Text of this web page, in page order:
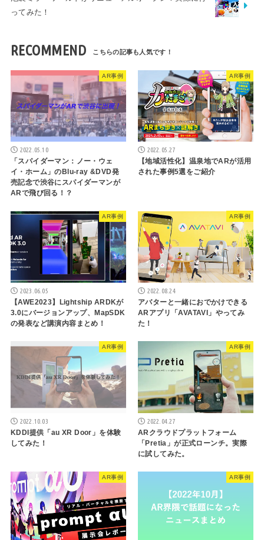
ってみた！
RECOMMEND
AR事例
2022.05.10
「スパイダーマン：ノー・ウェ
イ・ホーム」のBlu-ray &DVD発
売記念で渋谷にスパイダーマンが
ARで飛び回る！？
AR事例
2022.05.27
【地域活性化】温泉地でARが活用
された事例5選をご紹介
AR事例
2023.06.05
【AWE2023】Lightship ARDKが
3.0にバージョンアップ、MapSDK
の発表など講演内容まとめ！
AR事例
2022.08.24
アバターと一緒におでかけできる
ARアプリ「AVATAVI」やってみ
た！
AR事例
2022.10.03
KDDI提供「au XR Door」を体験
してみた！
AR事例
2022.04.27
ARクラウドプラットフォーム
「Pretia」が正式ローンチ。実際
に試してみた。
AR事例 AR事例